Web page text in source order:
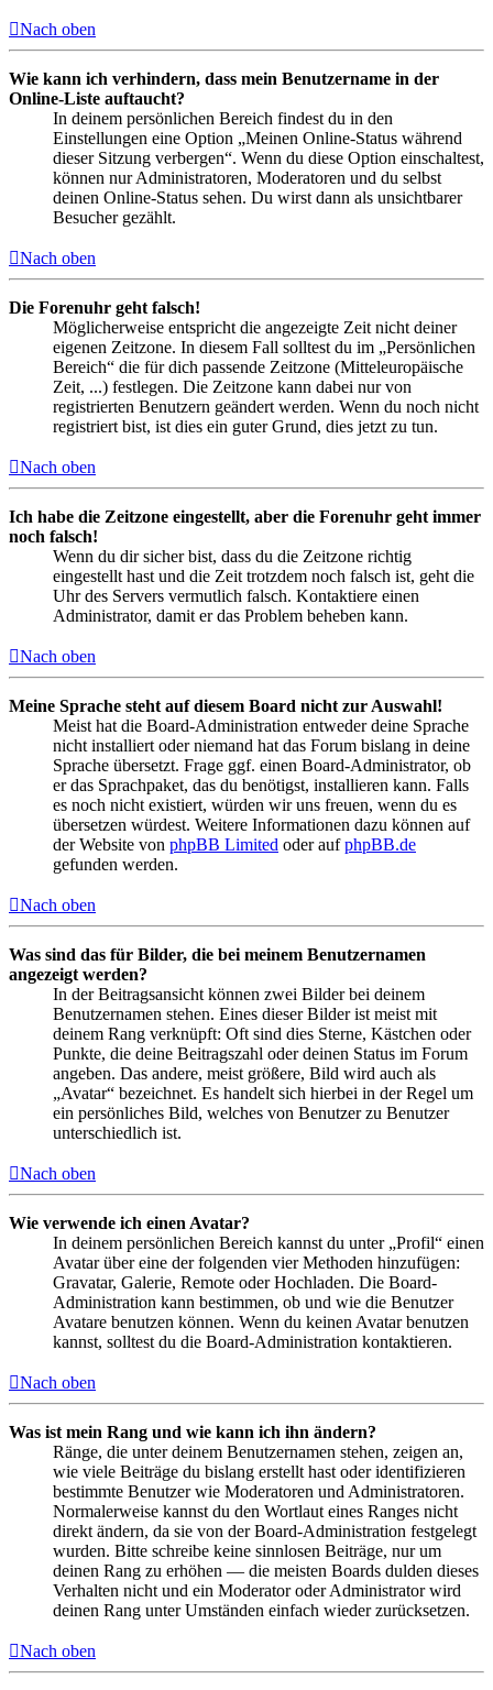
Nach oben
Wie kann ich verhindern, dass mein Benutzername in der
Online-Liste auftaucht?
In deinem persönlichen Bereich findest du in den
Einstellungen eine Option „Meinen Online-Status während
dieser Sitzung verbergen“. Wenn du diese Option einschaltest,
können nur Administratoren, Moderatoren und du selbst
deinen Online-Status sehen. Du wirst dann als unsichtbarer
Besucher gezählt.
Nach oben
Die Forenuhr geht falsch!
Möglicherweise entspricht die angezeigte Zeit nicht deiner
eigenen Zeitzone. In diesem Fall solltest du im „Persönlichen
Bereich“ die für dich passende Zeitzone (Mitteleuropäische
Zeit, ...) festlegen. Die Zeitzone kann dabei nur von
registrierten Benutzern geändert werden. Wenn du noch nicht
registriert bist, ist dies ein guter Grund, dies jetzt zu tun.
Nach oben
Ich habe die Zeitzone eingestellt, aber die Forenuhr geht immer
noch falsch!
Wenn du dir sicher bist, dass du die Zeitzone richtig
eingestellt hast und die Zeit trotzdem noch falsch ist, geht die
Uhr des Servers vermutlich falsch. Kontaktiere einen
Administrator, damit er das Problem beheben kann.
Nach oben
Meine Sprache steht auf diesem Board nicht zur Auswahl!
Meist hat die Board-Administration entweder deine Sprache
nicht installiert oder niemand hat das Forum bislang in deine
Sprache übersetzt. Frage ggf. einen Board-Administrator, ob
er das Sprachpaket, das du benötigst, installieren kann. Falls
es noch nicht existiert, würden wir uns freuen, wenn du es
übersetzen würdest. Weitere Informationen dazu können auf
der Website von phpBB Limited oder aufphpBB.de
gefunden werden.
Nach oben
Was sind das für Bilder, die bei meinem Benutzernamen
angezeigt werden?
In der Beitragsansicht können zwei Bilder bei deinem
Benutzernamen stehen. Eines dieser Bilder ist meist mit
deinem Rang verknüpft: Oft sind dies Sterne, Kästchen oder
Punkte, die deine Beitragszahl oder deinen Status im Forum
angeben. Das andere, meist größere, Bild wird auch als
„Avatar“ bezeichnet. Es handelt sich hierbei in der Regel um
ein persönliches Bild, welches von Benutzer zu Benutzer
unterschiedlich ist.
Nach oben
Wie verwende ich einen Avatar?
In deinem persönlichen Bereich kannst du unter „Profil“ einen
Avatar über eine der folgenden vier Methoden hinzufügen:
Gravatar, Galerie, Remote oder Hochladen. Die Board-
Administration kann bestimmen, ob und wie die Benutzer
Avatare benutzen können. Wenn du keinen Avatar benutzen
kannst, solltest du die Board-Administration kontaktieren.
Nach oben
Was ist mein Rang und wie kann ich ihn ändern?
Ränge, die unter deinem Benutzernamen stehen, zeigen an,
wie viele Beiträge du bislang erstellt hast oder identifizieren
bestimmte Benutzer wie Moderatoren und Administratoren.
Normalerweise kannst du den Wortlaut eines Ranges nicht
direkt ändern, da sie von der Board-Administration festgelegt
wurden. Bitte schreibe keine sinnlosen Beiträge, nur um
deinen Rang zu erhöhen — die meisten Boards dulden dieses
Verhalten nicht und ein Moderator oder Administrator wird
deinen Rang unter Umständen einfach wieder zurücksetzen.
Nach oben